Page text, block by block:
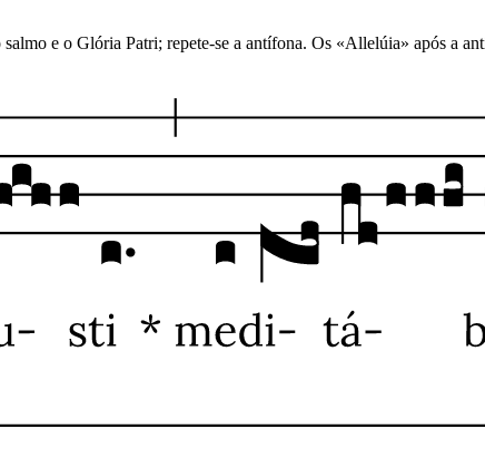
e o Glória Patri; repete-se a antífona. Os «Allelúia» após a